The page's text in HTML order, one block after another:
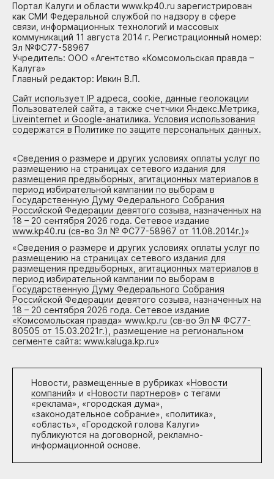
Портал Калуги и области www.kp40.ru зарегистрирован
как СМИ Федеральной службой по надзору в сфере
связи, информационных технологий и массовых
коммуникаций 11 августа 2014 г. Регистрационный номер:
Эл №ФС77-58967
Учредитель: ООО «Агентство «Комсомольская правда –
Калуга»
Главный редактор: Ивкин В.П.
Сайт использует IP адреса, cookie, данные геолокации
Пользователей сайта, а также счетчики Яндекс.Метрика,
Liveinternet и Google-анатилика. Условия использования
содержатся в Политике по защите персональных данных.
«Сведения о размере и других условиях оплаты услуг по
размещению на страницах сетевого издания для
размещения предвыборных, агитационных материалов в
период избирательной кампании по выборам в
Государственную Думу Федерального Собрания
Российской Федерации девятого созыва, назначенных на
18 – 20 сентября 2026 года. Сетевое издание
www.kp40.ru (св-во Эл № ФС77-58967 от 11.08.2014г.)»
«Сведения о размере и других условиях оплаты услуг по
размещению на страницах сетевого издания для
размещения предвыборных, агитационных материалов в
период избирательной кампании по выборам в
Государственную Думу Федерального Собрания
Российской Федерации девятого созыва, назначенных на
18 – 20 сентября 2026 года. Сетевое издание
«Комсомольская правда» www.kp.ru (св-во Эл № ФС77-
80505 от 15.03.2021г.), размещение на региональном
сегменте сайта: www.kaluga.kp.ru»
Новости, размещенные в рубриках «Новости
компаний» и «Новости партнеров» с тегами
«реклама», «городская дума»,
«законодательное собрание», «политика»,
«область», «Городской голова Калуги»
публикуются на договорной, рекламно-
информационной основе.